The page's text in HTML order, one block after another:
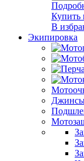
Купить
В
Экипировка